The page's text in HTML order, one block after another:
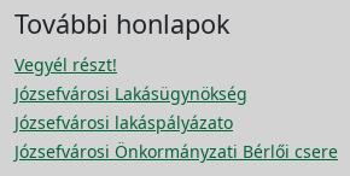
További honlapok
Vegyél részt!
Józsefvárosi Lakásügynökség
Józsefvárosi lakáspályázato
Józsefvárosi Önkormányzati Bérlői csere